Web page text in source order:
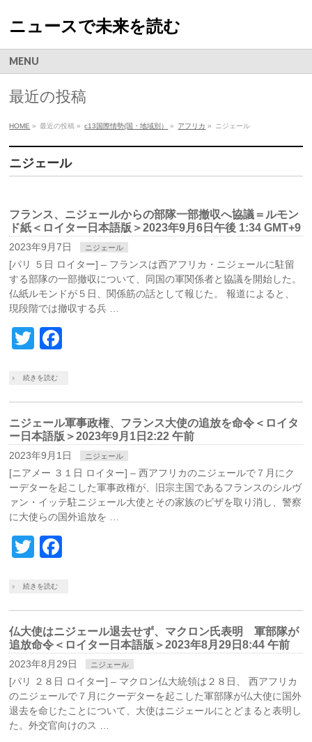
ニュースで未来を読む
MENU
最近の投稿
HOME » 最近の投稿 » c13国際情勢(国・地域別） » アフリカ » ニジェール
ニジェール
フランス、ニジェールからの部隊一部撤収へ協議＝ルモン
ド紙＜ロイター日本語版＞2023年9月6日午後 1:34 GMT+9
2023年9月7日 ニジェール
[パリ ５日 ロイター] – フランスは西アフリカ・ニジェールに駐留
する部隊の一部撤収について、同国の軍関係者と協議を開始した。
仏紙ルモンドが５日、関係筋の話として報じた。 報道によると、
現段階では撤収する兵 …
Twitter
続きを読む
ニジェール軍事政権、フランス大使の追放を命令＜ロイタ
ー日本語版＞2023年9月1日2:22 午前
2023年9月1日 ニジェール
[ニアメー ３１日 ロイター] – 西アフリカのニジェールで７月にク
ーデターを起こした軍事政権が、旧宗主国であるフランスのシルヴ
ァン・イッテ駐ニジェール大使とその家族のビザを取り消し、警察
に大使らの国外追放を …
Twitter
続きを読む
仏大使はニジェール退去せず、マクロン氏表明 軍部隊が
追放命令＜ロイター日本語版＞2023年8月29日8:44 午前
2023年8月29日 ニジェール
[パリ ２８日 ロイター] – マクロン仏大統領は２８日、 西アフリカ
のニジェールで７月にクーデターを起こした軍部隊が仏大使に国外
退去を命じたことについて、大使はニジェールにとどまると表明し
た。外交官向けのス …